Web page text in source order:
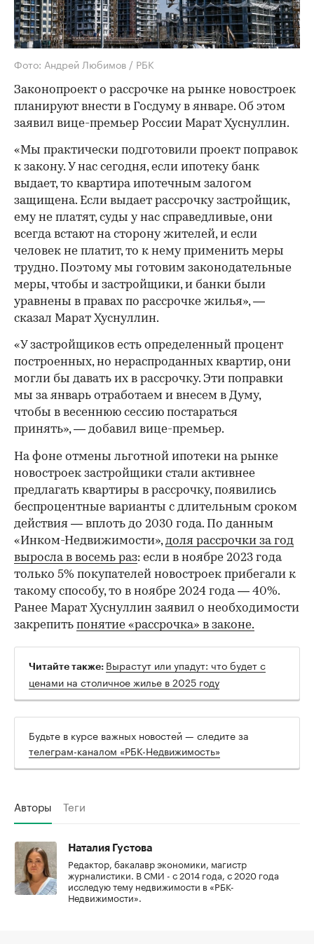
Фото: Андрей Любимов / РБК
Законопроект о рассрочке на рынке новостроек
планируют внести в Госдуму в январе. Об этом
заявил вице-премьер России Марат Хуснуллин.
«Мы практически подготовили проект поправок
к закону. У нас сегодня, если ипотеку банк
выдает, то квартира ипотечным залогом
защищена. Если выдает рассрочку застройщик,
ему не платят, суды у нас справедливые, они
всегда встают на сторону жителей, и если
человек не платит, то к нему применить меры
трудно. Поэтому мы готовим законодательные
меры, чтобы и застройщики, и банки были
уравнены в правах по рассрочке жилья», —
сказал Марат Хуснуллин.
«У застройщиков есть определенный процент
построенных, но нераспроданных квартир, они
могли бы давать их в рассрочку. Эти поправки
мы за январь отработаем и внесем в Думу,
чтобы в весеннюю сессию постараться
принять», — добавил вице-премьер.
На фоне отмены льготной ипотеки на рынке
новостроек застройщики стали активнее
предлагать квартиры в рассрочку, появились
беспроцентные варианты с длительным сроком
действия — вплоть до 2030 года. По данным
«Инком-Недвижимости»,доля рассрочки за год
выросла в восемь раз: если в ноябре 2023 года
только 5% покупателей новостроек прибегали к
такому способу, то в ноябре 2024 года — 40%.
Ранее Марат Хуснуллин заявил о необходимости
закрепить понятие «рассрочка» в законе.
Читайте также: Вырастут или упадут: что будет с
ценами на столичное жилье в 2025 году
Будьте в курсе важных новостей — следите за
телеграм-каналом «РБК-Недвижимость»
Авторы Теги
Наталия Густова
Редактор, бакалавр экономики, магистр
журналистики. В СМИ - с 2014 года, с 2020 года
исследую тему недвижимости в «РБК-
Недвижимости».